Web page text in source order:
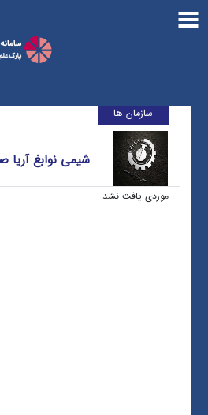
سازمان ها
شیمی نوابغ آریا
موردی یافت نشد